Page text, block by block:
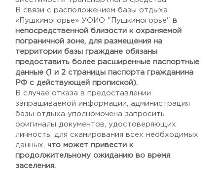
В связи с расположением базы отдыха
«Пушкиногорье» УОИО "Пушкиногорье" в
непосредственной близости к охраняемой
пограничной зоне, для размещения на
территории базы граждане обязаны
предоставить более расширенные паспортные
данные (1 и 2 страницы паспорта гражданина
РФ с действующей пропиской).
В случае отказа в предоставлении
запрашиваемой информации, администрация
базы отдыха уполномочена запросить
оригиналы документов, удостоверяющих
личность, для сканирования всех необходимых
данных, что может привести к
продолжительному ожиданию во время
заселения.